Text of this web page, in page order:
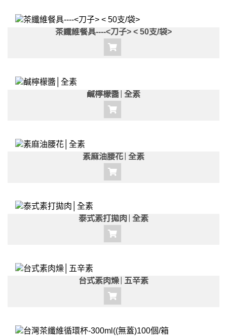
茶纖維餐具----<刀子> < 50支/袋>
鹹檸檬醬│全素
素麻油腰花│全素
泰式素打拋肉│全素
台式素肉燥│五辛素